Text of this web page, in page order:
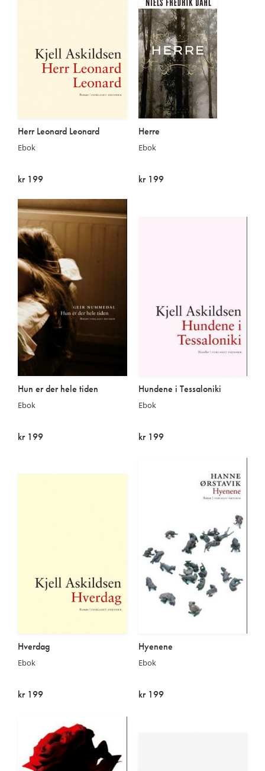
Herr Leonard Leonard
Ebok
kr 199
Herre
Ebok
kr 199
Hun er der hele tiden
Ebok
kr 199
Hundene i Tessaloniki
Ebok
kr 199
Hverdag
Ebok
kr 199
Hyenene
Ebok
kr 199